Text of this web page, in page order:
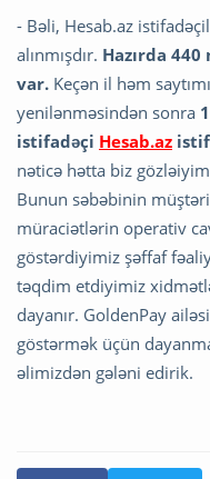
- Bəli, Hesab.az
alınmışdır. Hazırda
var. Keçən il həm
yenilənməsindən sonra
istifadəçi Hesab.az
nəticə hətta biz
Bunun səbəbinin
müraciətlərin operativ
göstərdiyimiz şəffaf
təqdim etdiyimiz
dayanır. GoldenPay
göstərmək üçün
əlimizdən gələni edirik.